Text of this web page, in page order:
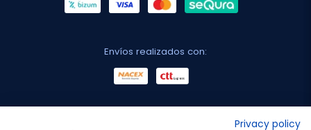
Envíos realizados con:
Privacy policy